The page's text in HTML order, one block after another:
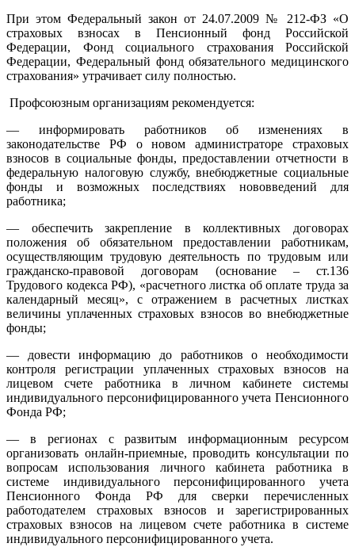
При этом Федеральный закон от 24.07.2009 № 212-ФЗ «О
страховых взносах в Пенсионный фонд Российской
Федерации, Фонд социального страхования Российской
Федерации, Федеральный фонд обязательного медицинского
страхования» утрачивает силу полностью.
Профсоюзным организациям рекомендуется:
— информировать работников об изменениях в
законодательстве РФ о новом администраторе страховых
взносов в социальные фонды, предоставлении отчетности в
федеральную налоговую службу, внебюджетные социальные
фонды и возможных последствиях нововведений для
работника;
— обеспечить закрепление в коллективных договорах
положения об обязательном предоставлении работникам,
осуществляющим трудовую деятельность по трудовым или
гражданско-правовой договорам (основание – ст.136
Трудового кодекса РФ), «расчетного листка об оплате труда за
календарный месяц», с отражением в расчетных листках
величины уплаченных страховых взносов во внебюджетные
фонды;
— довести информацию до работников о необходимости
контроля регистрации уплаченных страховых взносов на
лицевом счете работника в личном кабинете системы
индивидуального персонифицированного учета Пенсионного
Фонда РФ;
— в регионах с развитым информационным ресурсом
организовать онлайн-приемные, проводить консультации по
вопросам использования личного кабинета работника в
системе индивидуального персонифицированного учета
Пенсионного Фонда РФ для сверки перечисленных
работодателем страховых взносов и зарегистрированных
страховых взносов на лицевом счете работника в системе
индивидуального персонифицированного учета.